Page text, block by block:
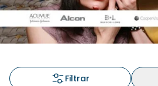
Filtrar